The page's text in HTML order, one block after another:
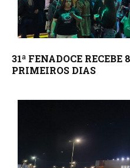
31ª FENADOCE
PRIMEIROS DIAS